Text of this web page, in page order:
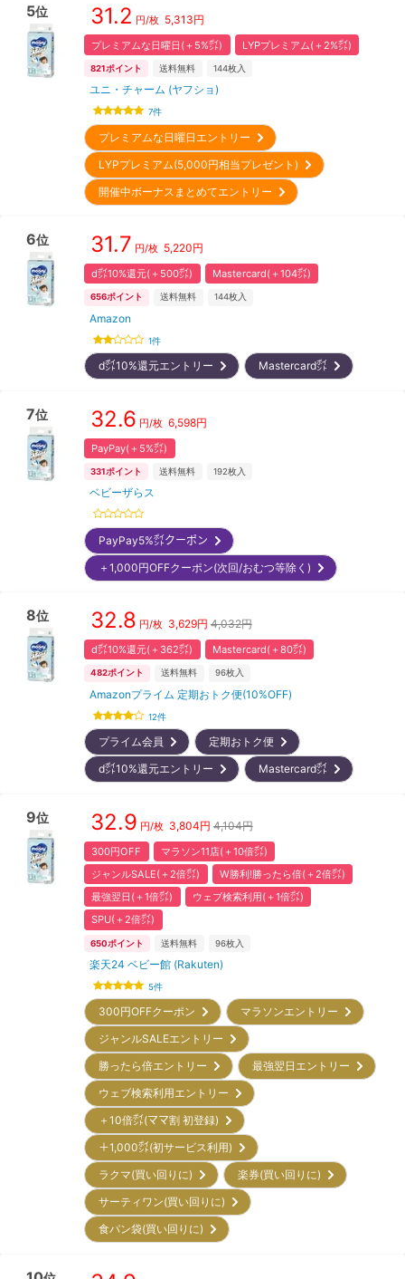
5位 31.2 円/枚 5,313円
プレミアムな日曜日(＋5%㌽) LYPプレミアム(＋2%㌽)
821ポイント 送料無料 144枚入
ユニ・チャーム (ヤフショ)
7件
プレミアムな日曜日エントリー
LYPプレミアム(5,000円相当プレゼント)
開催中ボーナスまとめてエントリー
6位 31.7 円/枚 5,220円
d㌽10%還元(＋500㌽) Mastercard(＋104㌽)
656ポイント 送料無料 144枚入
Amazon
1件
d㌽10%還元エントリー Mastercard㌽
7位 32.6 円/枚 6,598円
PayPay(＋5%㌽)
331ポイント 送料無料 192枚入
ベビーザらス
PayPay5%㌽クーポン
＋1,000円OFFクーポン(次回/おむつ等除く)
8位 32.8 円/枚 3,629円 4,032円
d㌽10%還元(＋362㌽) Mastercard(＋80㌽)
482ポイント 送料無料 96枚入
Amazonプライム 定期おトク便(10%OFF)
12件
プライム会員
定期おトク便
d㌽10%還元エントリー
Mastercard㌽
9位 32.9 円/枚 3,804円 4,104円
300円OFF
マラソン11店(＋10倍㌽)
ジャンルSALE(＋2倍㌽)
W勝利!勝ったら倍(＋2倍㌽)
最強翌日(＋1倍㌽)
ウェブ検索利用(＋1倍㌽)
SPU(＋2倍㌽)
650ポイント 送料無料 96枚入
楽天24 ベビー館 (Rakuten)
5件
300円OFFクーポン
マラソンエントリー
ジャンルSALEエントリー
勝ったら倍エントリー
最強翌日エントリー
ウェブ検索利用エントリー
＋10倍㌽(ママ割 初登録)
＋1,000㌽(初サービス利用)
ラクマ(買い回りに)
楽券(買い回りに)
サーティワン(買い回りに)
食パン袋(買い回りに)